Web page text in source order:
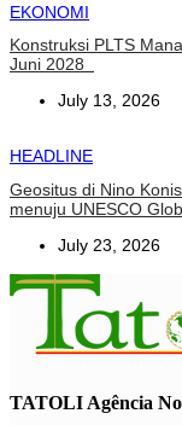
EKONOMI
Konstruksi PLTS
Juni 2028
July 13, 2026
HEADLINE
Geositus di Nino
menuju UNESCO
July 23, 2026
TATOLI Agência